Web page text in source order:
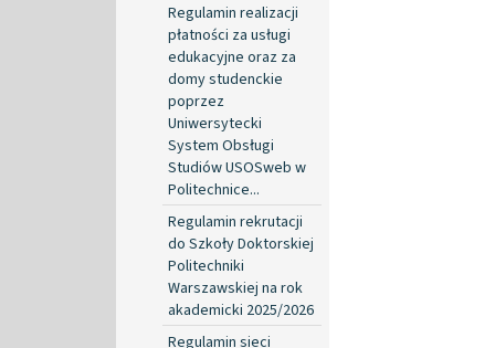
Regulamin realizacji
płatności za usługi
edukacyjne oraz za
domy studenckie
poprzez
Uniwersytecki
System Obsługi
Studiów USOSweb w
Politechnice...
Regulamin rekrutacji
do Szkoły Doktorskiej
Politechniki
Warszawskiej na rok
akademicki 2025/2026
Regulamin sieci